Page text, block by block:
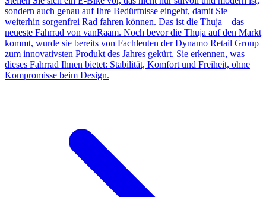
sondern auch genau auf Ihre Bedürfnisse eingeht, damit Sie
weiterhin sorgenfrei Rad fahren können. Das ist die Thuja – das
neueste Fahrrad von vanRaam. Noch bevor die Thuja auf den Markt
kommt, wurde sie bereits von Fachleuten der Dynamo Retail Group
zum innovativsten Produkt des Jahres gekürt. Sie erkennen, was
dieses Fahrrad Ihnen bietet: Stabilität, Komfort und Freiheit, ohne
Kompromisse beim Design.